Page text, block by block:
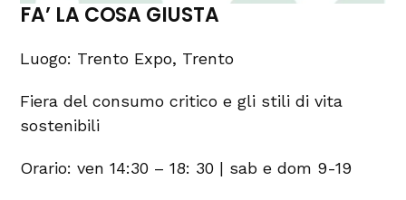
FA’ LA COSA GIUSTA
Luogo: Trento Expo, Trento
Fiera del consumo critico e gli stili di vita
sostenibili
Orario: ven 14:30 – 18: 30 | sab e dom 9-19